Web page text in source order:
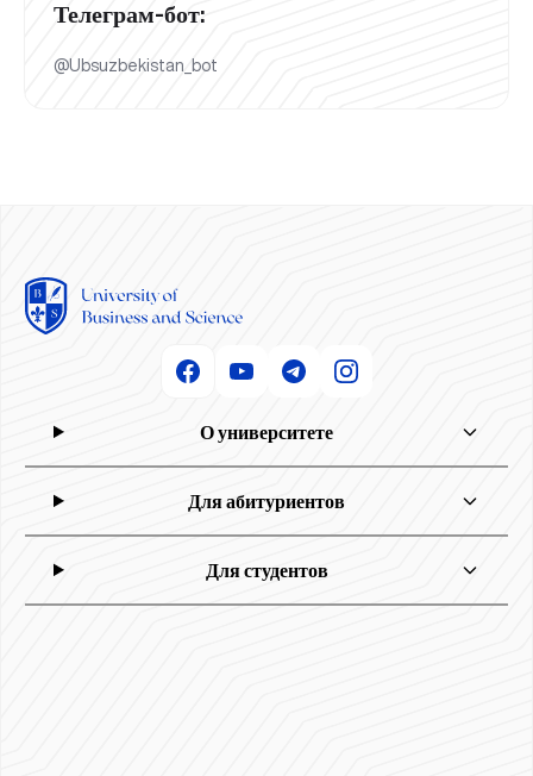
Телеграм-бот:
@Ubsuzbekistan_bot
О университете
Для абитуриентов
Для студентов